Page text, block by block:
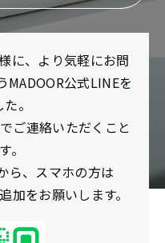
に、より気軽にお問
公式LINEを
。
ご連絡いただくこと
。
ら、スマホの方は
加をお願いします。